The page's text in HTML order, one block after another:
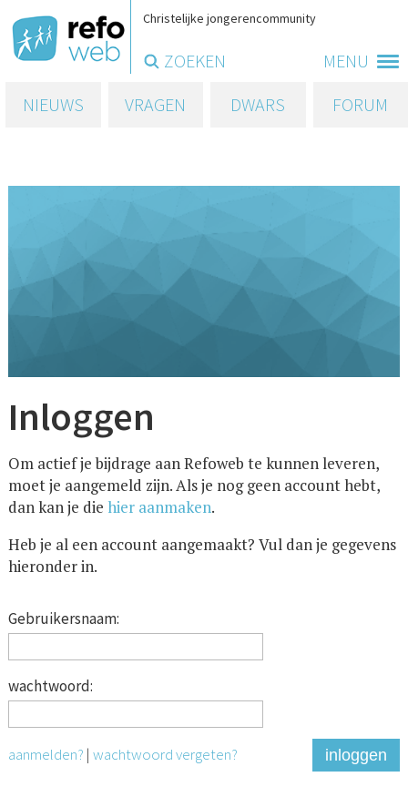
MENU
Christelijke jongerencommunity
ZOEKEN
NIEUWS
VRAGEN DWARS FORUM
Inloggen
Om actief je bijdrage aan Refoweb te kunnen leveren,
moet je aangemeld zijn. Als je nog geen account hebt,
dan kan je die hier aanmaken.
Heb je al een account aangemaakt? Vul dan je gegevens
hieronder in.
Gebruikersnaam:
wachtwoord:
aanmelden? | wachtwoord vergeten? inloggen